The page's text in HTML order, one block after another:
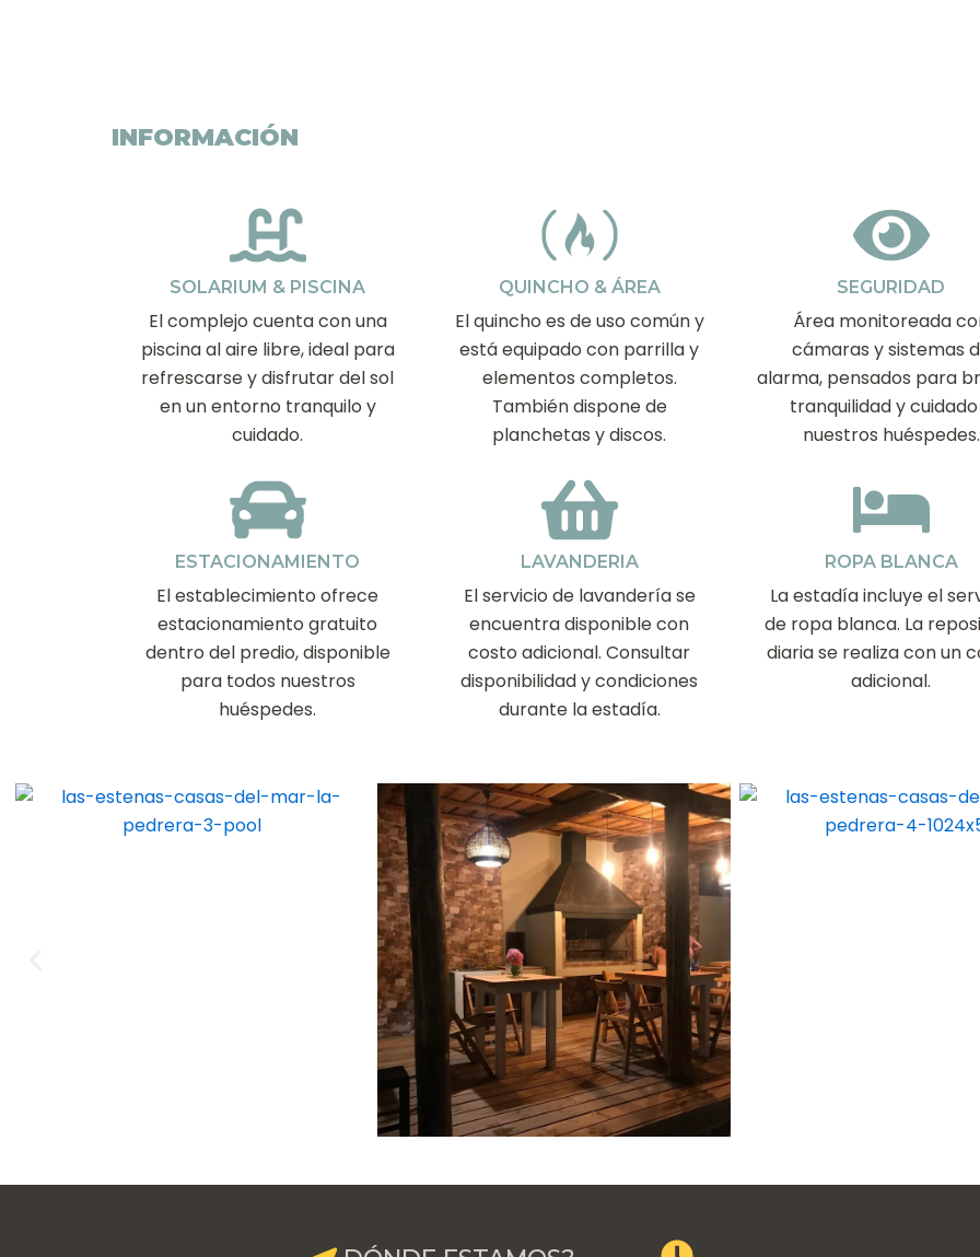
INFORMACIÓN
SOLARIUM & PISCINA
El complejo cuenta con una
piscina al aire libre, ideal para
refrescarse y disfrutar del sol
en un entorno tranquilo y
cuidado.
ESTACIONAMIENTO
El establecimiento ofrece
estacionamiento gratuito
dentro del predio, disponible
para todos nuestros
huéspedes.
QUINCHO & ÁREA
El quincho es de uso común y
está equipado con parrilla y
elementos completos.
También dispone de
planchetas y discos.
LAVANDERIA
El servicio de lavandería se
encuentra disponible con
costo adicional. Consultar
disponibilidad y condiciones
durante la estadía.
SEGURIDAD
Área monitoreada
cámaras y sistemas
alarma, pensados para
tranquilidad y
nuestros huéspedes.
ROPA BLANCA
La estadía incluye el
de ropa blanca. La
diaria se realiza con un
adicional.